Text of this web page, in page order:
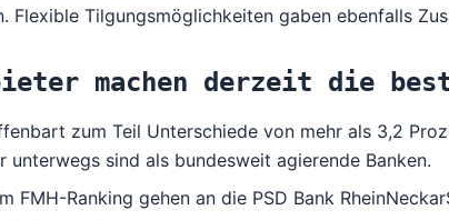
Flexible Tilgungsmöglichkeiten gaben ebenfalls
machen derzeit die
zum Teil Unterschiede von mehr als 3,2
unterwegs sind als bundesweit agierende Banken.
FMH-Ranking gehen an die PSD Bank